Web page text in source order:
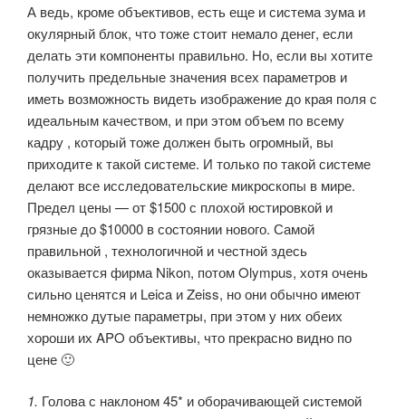
А ведь, кроме объективов, есть еще и система зума и
окулярный блок, что тоже стоит немало денег, если
делать эти компоненты правильно. Но, если вы хотите
получить предельные значения всех параметров и
иметь возможность видеть изображение до края поля с
идеальным качеством, и при этом объем по всему
кадру , который тоже должен быть огромный, вы
приходите к такой системе. И только по такой системе
делают все исследовательские микроскопы в мире.
Предел цены — от $1500 с плохой юстировкой и
грязные до $10000 в состоянии нового. Самой
правильной , технологичной и честной здесь
оказывается фирма Nikon, потом Olympus, хотя очень
сильно ценятся и Leica и Zeiss, но они обычно имеют
немножко дутые параметры, при этом у них обеих
хороши их APO объективы, что прекрасно видно по
цене 🙂
1. Голова с наклоном 45* и оборачивающей системой